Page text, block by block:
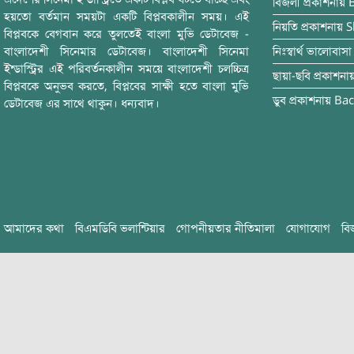
হয়তো বর্তমান সময়টা একটি বিপ্লবকালীন সময়। এই
বিপ্লবকে বেগবান করে তুলতেই বাংলা মুভি ডেটাবেজ -
বাংলাদেশী সিনেমার ডেটাবেজ। বাংলাদেশী সিনেমা
ইন্ডাস্ট্রির এই পরিবর্তনকালীন সময়ে বাংলাদেশী চলচ্চিত্র
বিপ্লবকে অনুভব করতে, বিপ্লবের সাক্ষী হতে বাংলা মুভি
ডেটাবেজ এর সাথে থাকুন। ধন্যবাদ।
নিয়তি প্রকাশনায়
নিঃস্বার্থ ভালোবাসা
ছায়া-ছবি
ডুব প্রকাশনায়
আমাদের কথা বিএমডিবি ভলান্টিয়ার গোপনীয়তার নীতিমালা যোগাযোগ